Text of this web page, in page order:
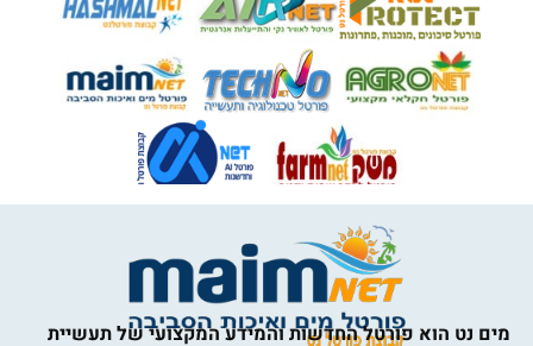
מים נט הוא פורטל החדשות והמידע המקצועי של תעשיית